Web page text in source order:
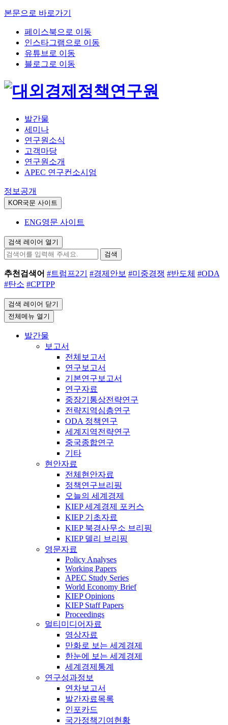
본문으로 바로가기
페이스북으로 이동
인스타그램으로 이동
유튜브로 이동
블로그로 이동
발간물
세미나
연구원소식
고객마당
연구원소개
APEC 연구컨소시엄
정보공개
KOR국문 사이트
ENG영문 사이트
검색 레이어 열기
검색
추천검색어 #트럼프2기 #경제안보 #미중경쟁 #반도체 #ODA
#탄소 #CPTPP
검색 레이어 닫기
전체메뉴 열기
발간물
보고서
전체보고서
연구보고서
기본연구보고서
연구자료
중장기통상전략연구
전략지역심층연구
ODA 정책연구
세계지역전략연구
중국종합연구
기타
현안자료
전체현안자료
정책연구브리핑
오늘의 세계경제
KIEP 세계경제 포커스
KIEP 기초자료
KIEP 북경사무소 브리핑
KIEP 델리 브리핑
영문자료
Policy Analyses
Working Papers
APEC Study Series
World Economy Brief
KIEP Opinions
KIEP Staff Papers
Proceedings
멀티미디어자료
영상자료
만화로 보는 세계경제
한눈에 보는 세계경제
세계경제통계
연구성과정보
연차보고서
발간자료목록
인포카드
국가정책기여현황